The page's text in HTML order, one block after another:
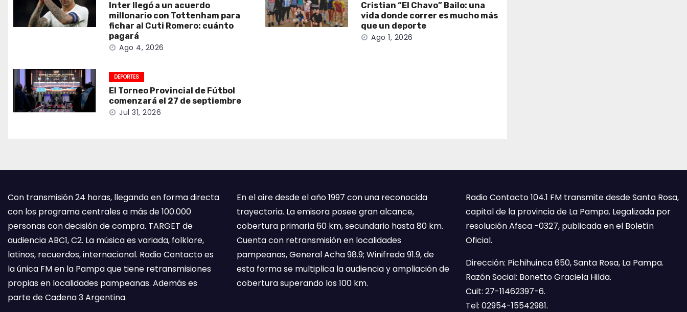
Inter llegó a un acuerdo
millonario con Tottenham para
fichar al Cuti Romero: cuánto
pagará
Ago 4, 2026
Cristian “El Chavo” Bailo: una
vida donde correr es mucho más
que un deporte
Ago 1, 2026
DEPORTES
El Torneo Provincial de Fútbol
comenzará el 27 de septiembre
Jul 31, 2026
Con transmisión 24 horas, llegando en forma directa
con los programa centrales a más de 100.000
personas con decisión de compra. TARGET de
audiencia ABC1, C2. La música es variada, folklore,
latinos, recuerdos, internacional. Radio Contacto es
la única FM en la Pampa que tiene retransmisiones
propias en localidades pampeanas. Además es
parte de Cadena 3 Argentina.
En el aire desde el año 1997 con una reconocida
trayectoria. La emisora posee gran alcance,
cobertura primaria 60 km, secundario hasta 80 km.
Cuenta con retransmisión en localidades
pampeanas, General Acha 98.9; Winifreda 91.9, de
esta forma se multiplica la audiencia y ampliación de
cobertura superando los 100 km.
Radio Contacto 104.1 FM transmite desde Santa Rosa,
capital de la provincia de La Pampa. Legalizada por
resolución Afsca -0327, publicada en el Boletín
Oficial.
Dirección: Pichihuinca 650, Santa Rosa, La Pampa.
Razón Social: Bonetto Graciela Hilda.
Cuit: 27-11462397-6.
Tel: 02954-15542981.